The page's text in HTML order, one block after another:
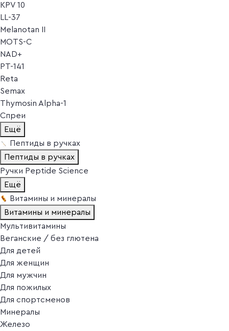
KPV 10
LL-37
Melanotan II
MOTS-C
NAD+
PT-141
Reta
Semax
Thymosin Alpha-1
Спреи
Ещё
Пептиды в ручках
Пептиды в ручках
Ручки Peptide Science
Ещё
Витамины и минералы
Витамины и минералы
Мультивитамины
Веганские / без глютена
Для детей
Для женщин
Для мужчин
Для пожилых
Для спортсменов
Минералы
Железо